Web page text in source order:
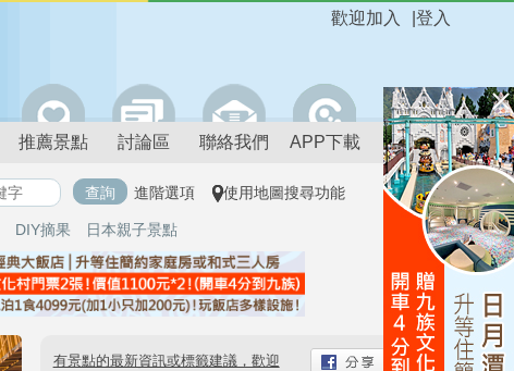
登入
歡迎加入
推薦景點 討論區 聯絡我們 APP下載
進階選項 使用地圖搜尋功能
DIY摘果 日本親子景點
有景點的最新資訊或標籤建議，歡迎